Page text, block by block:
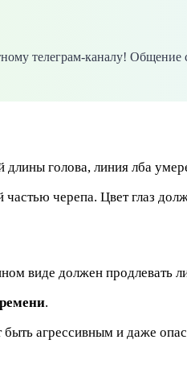
телеграм-каналу!
длины голова, линия лба
черепа. Цвет глаз
виде должен продлевать
.
агрессивным и даже